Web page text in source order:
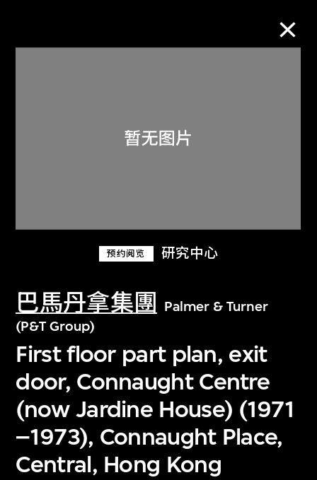
预约阅览 研究中心
巴馬丹拿集團
Palmer & Turner
(P&T Group)
First floor part plan, exit
door, Connaught Centre
(now Jardine House) (1971
–1973), Connaught Place,
Central, Hong Kong
关于M+藏品
探索世界顶级的二十及二十一世纪视觉
文化藏品。